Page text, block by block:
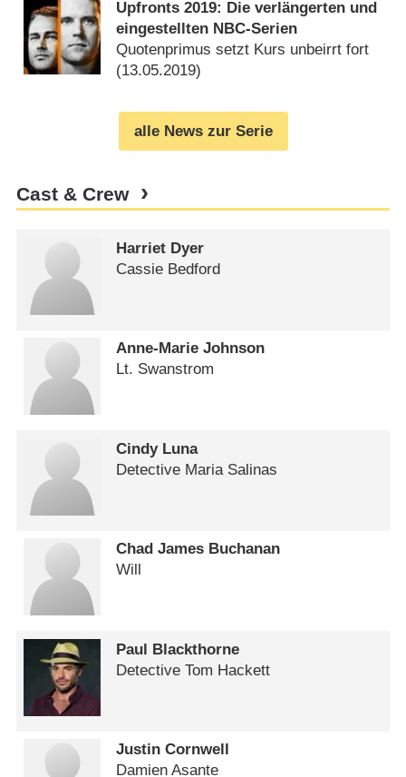
Upfronts 2019: Die verlängerten und
eingestellten NBC-Serien
Quotenprimus setzt Kurs unbeirrt fort
(13.05.2019)
alle News zur Serie
Cast & Crew
Harriet Dyer
Cassie Bedford
Anne-Marie Johnson
Lt. Swanstrom
Cindy Luna
Detective Maria Salinas
Chad James Buchanan
Will
Paul Blackthorne
Detective Tom Hackett
Justin Cornwell
Damien Asante